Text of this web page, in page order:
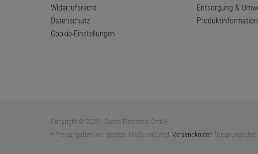
Widerrufsrecht
Datenschutz
Cookie-Einstellungen
Entsorgung &
Produktinformation
Copyright © 2022 - Quant Electronic GmbH
* Preisangaben inkl. gesetzl. MwSt. und zzgl. Versandkosten 1 Ursprünglicher